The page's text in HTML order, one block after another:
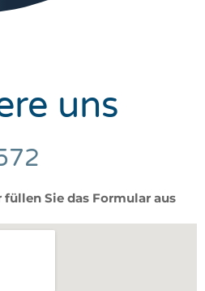
uns
Sie das Formular aus